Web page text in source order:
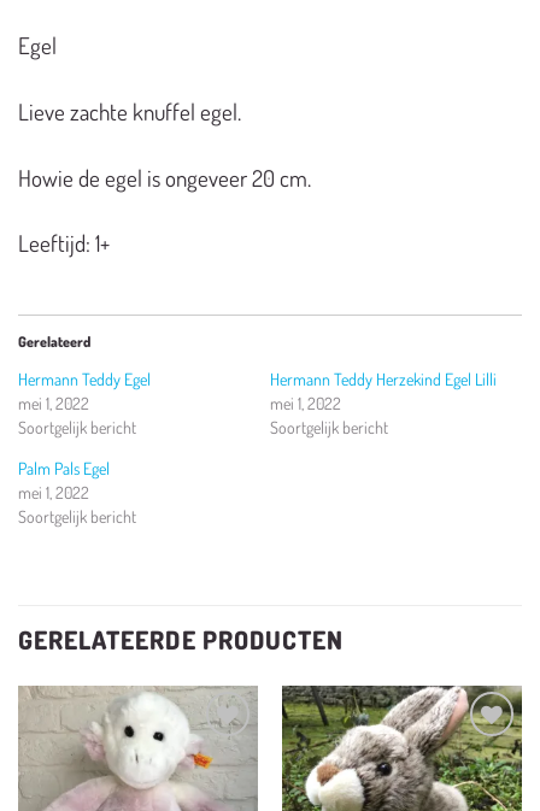
Egel
Lieve zachte knuffel egel.
Howie de egel is ongeveer 20 cm.
Leeftijd: 1+
Gerelateerd
Hermann Teddy Egel
mei 1, 2022
Soortgelijk bericht
Hermann Teddy Herzekind Egel Lilli
mei 1, 2022
Soortgelijk bericht
Palm Pals Egel
mei 1, 2022
Soortgelijk bericht
GERELATEERDE PRODUCTEN
Toevoegen
aan
verlanglijst
Toevoegen
aan
verlanglijst